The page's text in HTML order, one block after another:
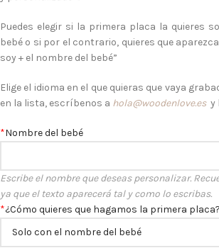
Puedes elegir si la primera placa la quieres
bebé o si por el contrario, quieres que
soy + el nombre del bebé”
Elige el idioma en el que quieras que vaya
en la lista, escríbenos a hola@woodenlove.es y
*Nombre del bebé
Escribe el nombre que deseas personalizar.
ya que el texto aparecerá tal y como lo escribas.
*¿Cómo quieres que hagamos la primera placa?